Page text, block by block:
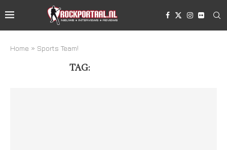
Home » Sports Team!
TAG: